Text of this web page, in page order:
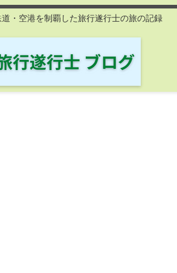
道・空港を制覇した旅行遂行士の旅の記録